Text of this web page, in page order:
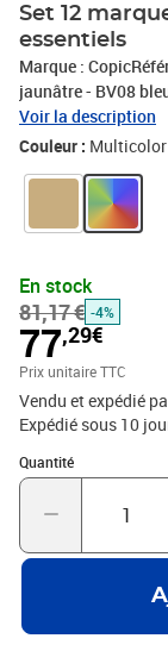
Set 12
essentiels
Marque :
jaunâtre - BV08
vert - RV04 rose
burnt umber - YR07
entrepot Lyonnais
Voir la description
Couleur : Multicolor
En stock
81,17 € -4%
77,29€
Prix unitaire TTC
Vendu et expédié
Expédié sous 10
Quantité
Quantité : 1